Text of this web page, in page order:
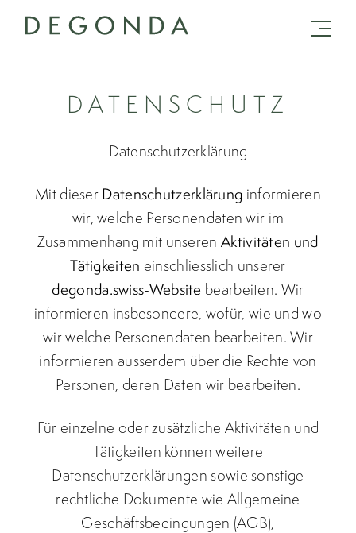
DATENSCHUTZ
Datenschutzerklärung
Mit dieser Datenschutzerklärung informieren
wir, welche Personendaten wir im
Zusammenhang mit unseren Aktivitäten und
Tätigkeiten einschliesslich unserer
degonda.swiss-Website bearbeiten. Wir
informieren insbesondere, wofür, wie und wo
wir welche Personendaten bearbeiten. Wir
informieren ausserdem über die Rechte von
Personen, deren Daten wir bearbeiten.
Für einzelne oder zusätzliche Aktivitäten und
Tätigkeiten können weitere
Datenschutzerklärungen sowie sonstige
rechtliche Dokumente wie Allgemeine
Geschäftsbedingungen (AGB),